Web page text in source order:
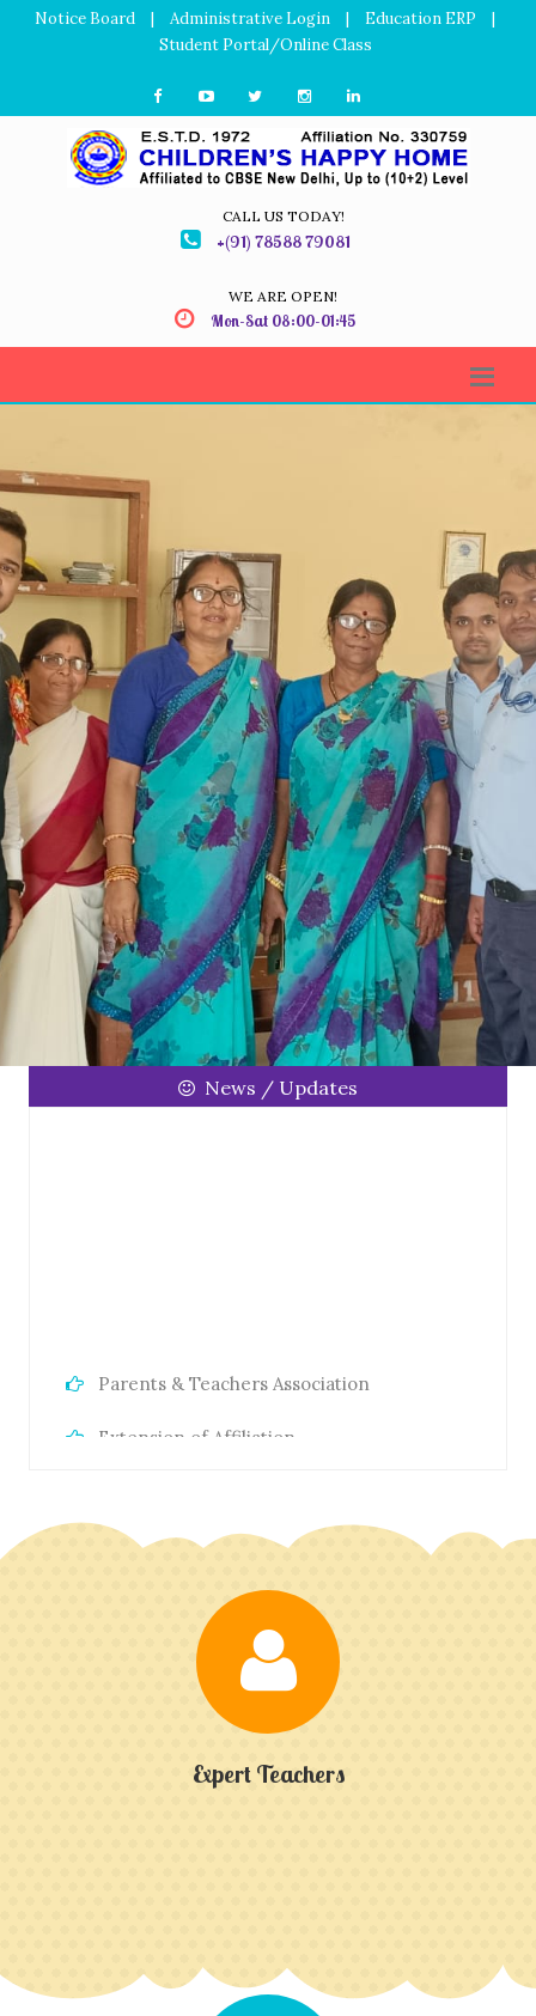
Notice Board | Administrative Login | Education ERP
|
Student Portal/Online Class
CALL US TODAY!
+(91) 78588 79081
WE ARE OPEN!
Mon-Sat 08:00-01:45
Children Best Kindergarten
Children'sHappy Home
Change is the end result of all true learning.
Contact Us
News / Updates
Annual Academic Calander
Expert Teachers